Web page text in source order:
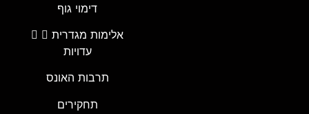
דימוי גוף
אלימות מגדרית
עדויות
תרבות האונס
תחקירים